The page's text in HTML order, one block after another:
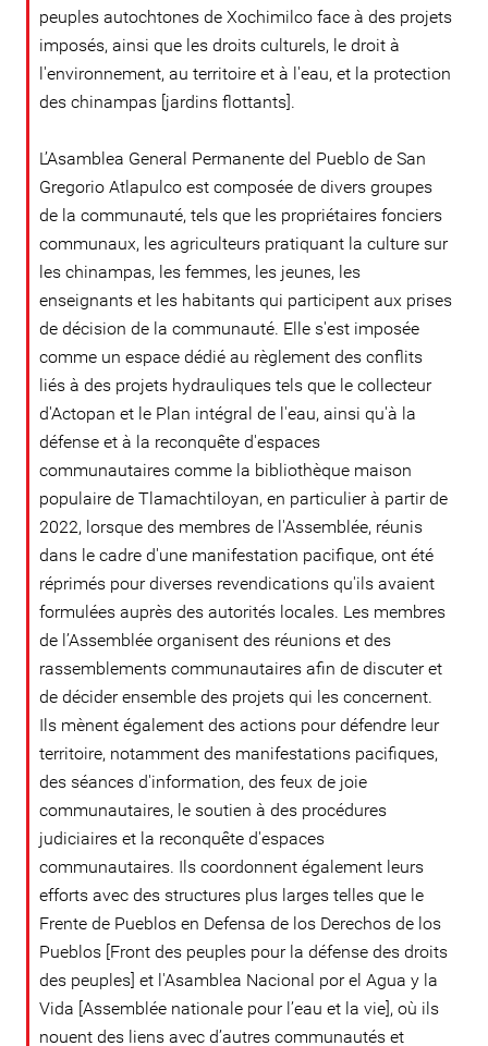
peuples autochtones de Xochimilco face à des projets
imposés, ainsi que les droits culturels, le droit à
l'environnement, au territoire et à l'eau, et la protection
des chinampas [jardins flottants].
L’Asamblea General Permanente del Pueblo de San
Gregorio Atlapulco est composée de divers groupes
de la communauté, tels que les propriétaires fonciers
communaux, les agriculteurs pratiquant la culture sur
les chinampas, les femmes, les jeunes, les
enseignants et les habitants qui participent aux prises
de décision de la communauté. Elle s'est imposée
comme un espace dédié au règlement des conflits
liés à des projets hydrauliques tels que le collecteur
d'Actopan et le Plan intégral de l'eau, ainsi qu'à la
défense et à la reconquête d'espaces
communautaires comme la bibliothèque maison
populaire de Tlamachtiloyan, en particulier à partir de
2022, lorsque des membres de l'Assemblée, réunis
dans le cadre d'une manifestation pacifique, ont été
réprimés pour diverses revendications qu'ils avaient
formulées auprès des autorités locales. Les membres
de l’Assemblée organisent des réunions et des
rassemblements communautaires afin de discuter et
de décider ensemble des projets qui les concernent.
Ils mènent également des actions pour défendre leur
territoire, notamment des manifestations pacifiques,
des séances d'information, des feux de joie
communautaires, le soutien à des procédures
judiciaires et la reconquête d'espaces
communautaires. Ils coordonnent également leurs
efforts avec des structures plus larges telles que le
Frente de Pueblos en Defensa de los Derechos de los
Pueblos [Front des peuples pour la défense des droits
des peuples] et l'Asamblea Nacional por el Agua y la
Vida [Assemblée nationale pour l’eau et la vie], où ils
nouent des liens avec d’autres communautés et